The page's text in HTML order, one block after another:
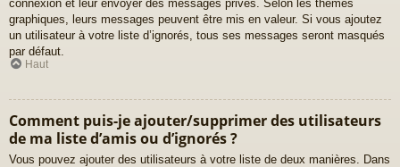
connexion et leur envoyer des messages privés. Selon les thèmes
graphiques, leurs messages peuvent être mis en valeur. Si vous ajoutez
un utilisateur à votre liste d’ignorés, tous ses messages seront masqués
par défaut.
Haut
Comment puis-je ajouter/supprimer des utilisateurs
de ma liste d’amis ou d’ignorés ?
Vous pouvez ajouter des utilisateurs à votre liste de deux manières. Dans